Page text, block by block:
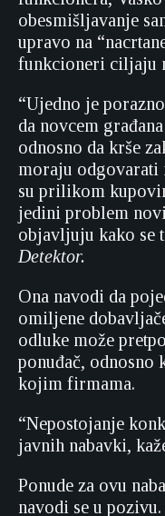
obesmišljavanje
upravo na
funkcioneri ciljaju
“Ujedno je
da novcem
odnosno da krše
moraju odgovarati
su prilikom
jedini problem
objavljuju kako se
Detektor.
Ona navodi da
omiljene
odluke može
ponuđač, odnosno
kojim firmama.
“Nepostojanje
javnih nabavki,
Ponude za ovu
navodi se u pozivu.